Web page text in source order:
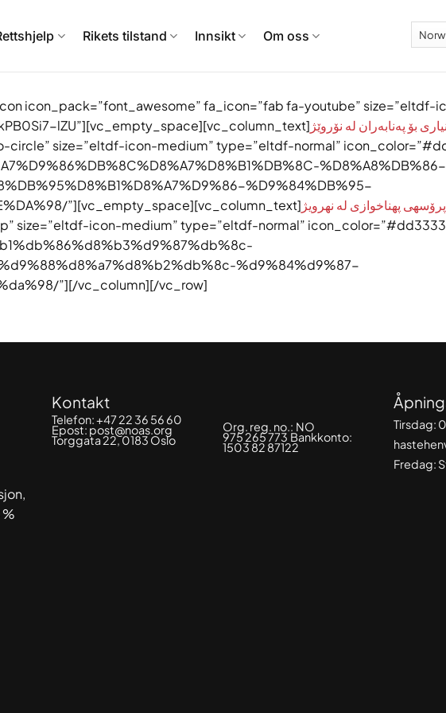
Rikets tilstand Innsikt Om oss
icon_pack=”font_awesome” fa_icon=”fab fa-youtube” size=”eltdf-
lZU”][vc_empty_space][vc_column_text] بۆ پەنابەران لە نۆروێژ
circle” size=”eltdf-icon-medium” type=”eltdf-normal”
%D8%A8%DB%86-
%D9%84%DB%95-
”][vc_empty_space][vc_column_text] پرۆسهی پهناخوازی له نهرويژ
size=”eltdf-icon-medium” type=”eltdf-normal”
%d9%84%d9%87-
”][/vc_column][/vc_row]
Kontakt
Telefon:+47 22 36 56 60
Epost: post@noas.org
Torggata 22, 0183 Oslo
Org. reg. no.: NO
975 265 773 Bankkonto:
1503 82 87122
Tirsdag:
Fredag: